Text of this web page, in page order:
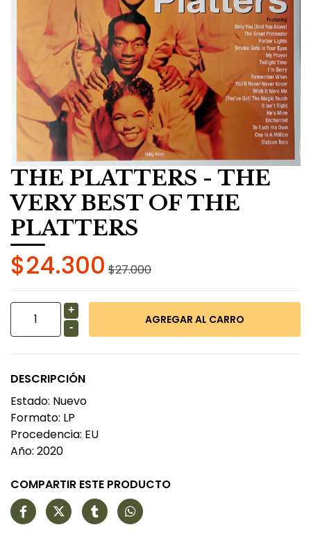
THE PLATTERS - THE
VERY BEST OF THE
PLATTERS
$24.300 $27.000
+
-
DESCRIPCIÓN
Estado: Nuevo
Formato: LP
Procedencia: EU
Año: 2020
COMPARTIR ESTE PRODUCTO